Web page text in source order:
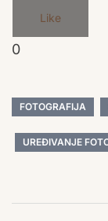
Like
0
FOTOGRAFIJA
UREĐIVANJE